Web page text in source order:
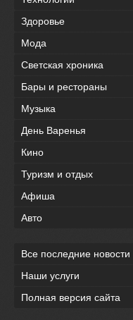
Здоровье
Мода
Светская хроника
Бары и рестораны
Музыка
День Варенья
Кино
Туризм и отдых
Афиша
Авто
Все последние новости
Наши услуги
Полная версия сайта